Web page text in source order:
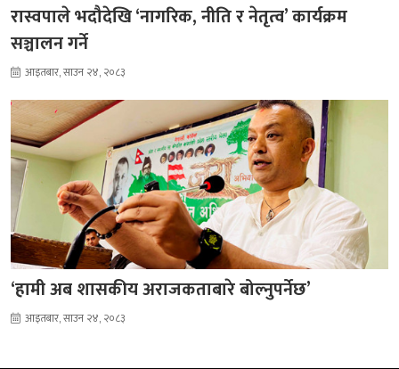
रास्वपाले भदौदेखि ‘नागरिक, नीति र नेतृत्व’ कार्यक्रम
सञ्चालन गर्ने
आइतबार, साउन २४, २०८३
‘हामी अब शासकीय अराजकताबारे बोल्नुपर्नेछ’
आइतबार, साउन २४, २०८३